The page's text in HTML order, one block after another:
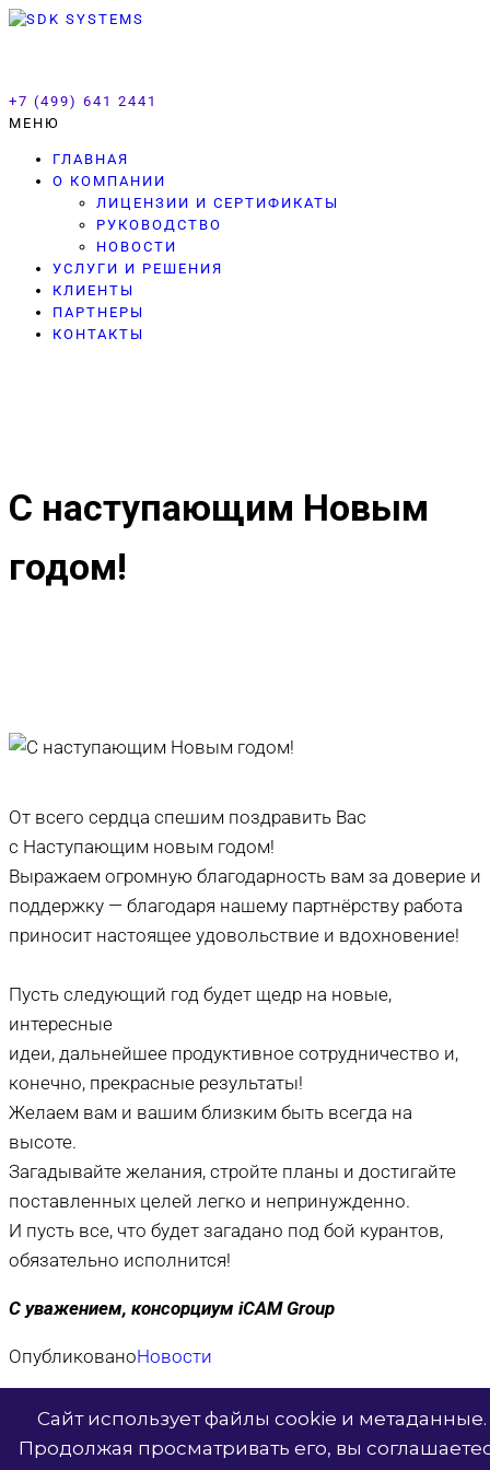
+7 (499) 641 2441
МЕНЮ
ГЛАВНАЯ
О КОМПАНИИ
ЛИЦЕНЗИИ И СЕРТИФИКАТЫ
РУКОВОДСТВО
НОВОСТИ
УСЛУГИ И РЕШЕНИЯ
КЛИЕНТЫ
ПАРТНЕРЫ
КОНТАКТЫ
С наступающим Новым
годом!
От всего сердца спешим поздравить Вас
с Наступающим новым годом!
Выражаем огромную благодарность вам за доверие и
поддержку — благодаря нашему партнёрству работа
приносит настоящее удовольствие и вдохновение!
Пусть следующий год будет щедр на новые,
интересные
идеи, дальнейшее продуктивное сотрудничество и,
конечно, прекрасные результаты!
Желаем вам и вашим близким быть всегда на
высоте.
Загадывайте желания, стройте планы и достигайте
поставленных целей легко и непринужденно.
И пусть все, что будет загадано под бой курантов,
обязательно исполнится!
С уважением, консорциум iCAM Group
ОпубликованоНовости
Политика конфиденциальности
Сайт использует файлы cookie и метаданные.
Продолжая просматривать его, вы